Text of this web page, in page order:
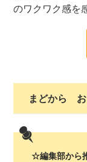
のワクワク感を
まどから
☆編集部から